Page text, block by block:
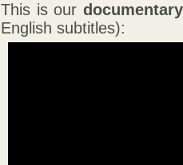
This is our documentary
English subtitles):